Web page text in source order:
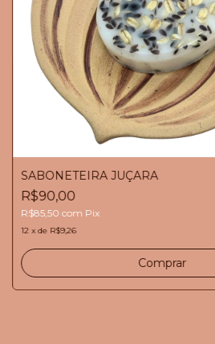
SABONETEIRA JUÇARA
R$90,00
R$85,50 com Pix
12 xde R$9,26